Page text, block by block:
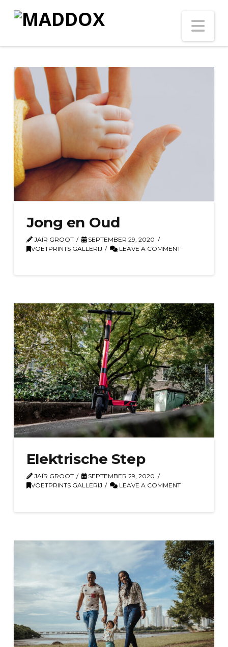
Jong en Oud
JAÏR GROOT
SEPTEMBER 29, 2020
VOETPRINTS GALLERIJ
LEAVE A COMMENT
Elektrische Step
JAÏR GROOT
SEPTEMBER 29, 2020
VOETPRINTS GALLERIJ
LEAVE A COMMENT